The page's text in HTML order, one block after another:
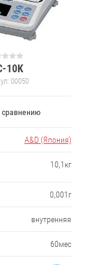
10K
00050
сравнению
A&D (Япония)
10,1кг
0,001г
внутренняя
60мес